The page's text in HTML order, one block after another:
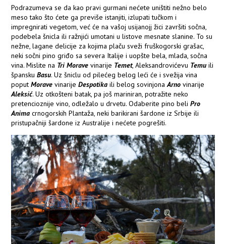
Podrazumeva se da kao pravi gurmani nećete uništiti nežno belo
meso tako što ćete ga previše istanjiti, izlupati tučkom i
impregnirati vegetom, već će na vašoj usijanojj žici završiti sočna,
podebela šnicla ili ražnjići umotani u listove mesnate slanine. To su
nežne, lagane delicije za kojima plaču sveži fruškogorski grašac,
neki sočni pino griđo sa severa Italije i uopšte bela, mlada, sočna
vina. Mislite na Tri Moravevinarije Temet, Aleksandrovićevu Temu ili
špansku Basu. Uz šniclu od pilećeg belog leći će i svežija vina
poputMorave vinarijeDespotikaili belog sovinjonaArnovinarije
Aleksić. Uz otkošteni batak, pa još mariniran, potražite neko
pretencioznije vino, odležalo u drvetu. Odaberite pino beliPro
Anima crnogorskih Plantaža, neki barikirani šardone iz Srbije ili
pristupačniji šardone iz Australije i nećete pogrešiti.